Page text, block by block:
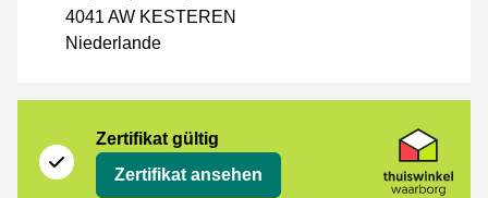
4041 AW KESTEREN
Niederlande
Zertifikat gültig
Zertifikat ansehen